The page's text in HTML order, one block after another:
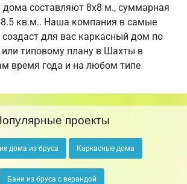
составляют 8х8 м., суммарная
кв.м.. Наша компания в самые
создаст для вас каркасный дом по
типовому плану в Шахты в
время года и на любом типе
проекты
дома из бруса Каркасные дома
Бани из бруса с верандой